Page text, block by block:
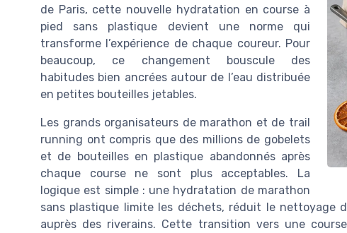
de Paris, cette nouvelle hydratation en course à
pied sans plastique devient une norme qui
transforme l’expérience de chaque coureur. Pour
beaucoup, ce changement bouscule des
habitudes bien ancrées autour de l’eau distribuée
en petites bouteilles jetables.
Les grands organisateurs de marathon et de trail
running ont compris que des millions de gobelets
et de bouteilles en plastique abandonnés après
chaque course ne sont plus acceptables. La
logique est simple : une hydratation de marathon
sans plastique limite les déchets, réduit le nettoyage
auprès des riverains. Cette transition vers une